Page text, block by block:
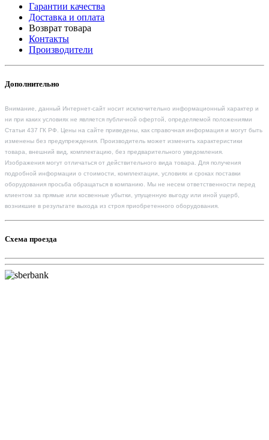
Гарантии качества
Доставка и оплата
Возврат товара
Контакты
Производители
Дополнительно
Внимание, данный Интернет-сайт носит исключительно информационный характер и
ни при каких условиях не является публичной офертой, определяемой положениями
Статьи 437 ГК РФ. Цены на сайте приведены, как справочная информация и могут быть
изменены без предупреждения. Производитель может изменить характеристики
товара, внешний вид, комплектацию, без предварительного уведомления.
Изображения могут отличаться от действительного вида товара. Для получения
подробной информации о стоимости, комплектации, условиях и сроках поставки
оборудования просьба обращаться в компанию. Мы не несем ответственности перед
клиентом за прямые или косвенные убытки, упущенную выгоду или иной ущерб,
возникшие в результате выхода из строя приобретенного оборудования.
Схема проезда